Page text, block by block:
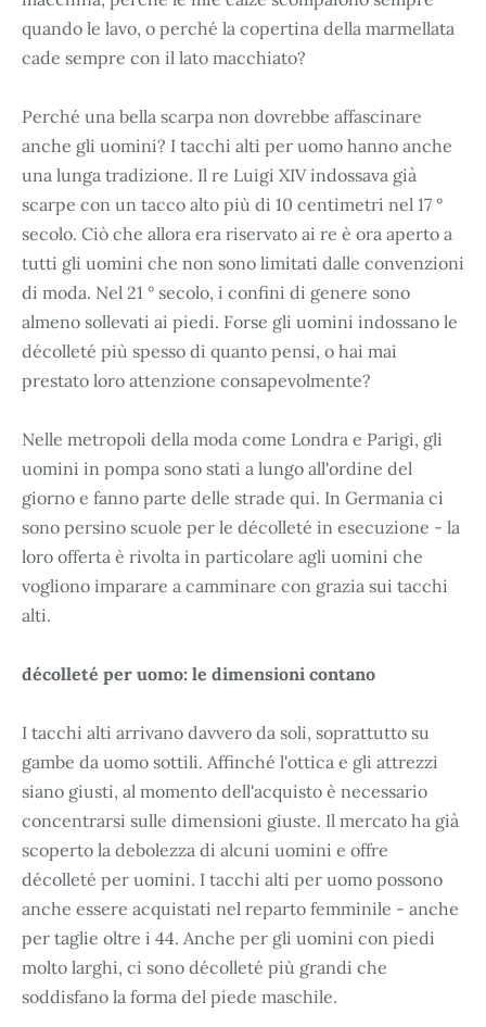
quando le lavo, o perché la copertina della marmellata
cade sempre con il lato macchiato?
Perché una bella scarpa non dovrebbe affascinare
anche gli uomini? I tacchi alti per uomo hanno anche
una lunga tradizione. Il re Luigi XIV indossava già
scarpe con un tacco alto più di 10 centimetri nel 17 °
secolo. Ciò che allora era riservato ai re è ora aperto a
tutti gli uomini che non sono limitati dalle convenzioni
di moda. Nel 21 ° secolo, i confini di genere sono
almeno sollevati ai piedi. Forse gli uomini indossano le
décolleté più spesso di quanto pensi, o hai mai
prestato loro attenzione consapevolmente?
Nelle metropoli della moda come Londra e Parigi, gli
uomini in pompa sono stati a lungo all'ordine del
giorno e fanno parte delle strade qui. In Germania ci
sono persino scuole per le décolleté in esecuzione - la
loro offerta è rivolta in particolare agli uomini che
vogliono imparare a camminare con grazia sui tacchi
alti.
décolleté per uomo: le dimensioni contano
I tacchi alti arrivano davvero da soli, soprattutto su
gambe da uomo sottili. Affinché l'ottica e gli attrezzi
siano giusti, al momento dell'acquisto è necessario
concentrarsi sulle dimensioni giuste. Il mercato ha già
scoperto la debolezza di alcuni uomini e offre
décolleté per uomini. I tacchi alti per uomo possono
anche essere acquistati nel reparto femminile - anche
per taglie oltre i 44. Anche per gli uomini con piedi
molto larghi, ci sono décolleté più grandi che
soddisfano la forma del piede maschile.